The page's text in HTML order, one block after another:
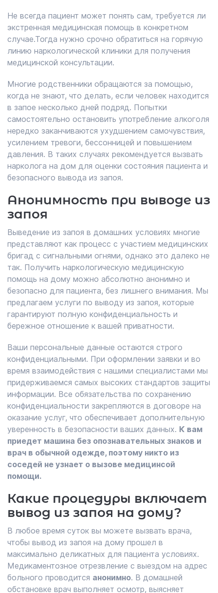
Не всегда пациент может понять сам, требуется ли
экстренная медицинская помощь в конкретном
случае.Тогда нужно срочно обратиться на горячую
линию наркологической клиники для получения
медицинской консультации.
Многие родственники обращаются за помощью,
когда не знают, что делать, если человек находится
в запое несколько дней подряд. Попытки
самостоятельно остановить употребление алкоголя
нередко заканчиваются ухудшением самочувствия,
усилением тревоги, бессонницей и повышением
давления. В таких случаях рекомендуется вызвать
нарколога на дом для оценки состояния пациента и
безопасного вывода из запоя.
Анонимность при выводе из
запоя
Выведение из запоя в домашних условиях многие
представляют как процесс с участием медицинских
бригад с сигнальными огнями, однако это далеко не
так. Получить наркологическую медицинскую
помощь на дому можно абсолютно анонимно и
безопасно для пациента, без лишнего внимания. Мы
предлагаем услуги по выводу из запоя, которые
гарантируют полную конфиденциальность и
бережное отношение к вашей приватности.
Ваши персональные данные остаются строго
конфиденциальными. При оформлении заявки и во
время взаимодействия с нашими специалистами мы
придерживаемся самых высоких стандартов защиты
информации. Все обязательства по сохранению
конфиденциальности закрепляются в договоре на
оказание услуг, что обеспечивает дополнительную
уверенность в безопасности ваших данных. К вам
приедет машина без опознавательных знаков и
врач в обычной одежде, поэтому никто из
соседей не узнает о вызове медицинсой
помощи.
Какие процедуры включает
вывод из запоя на дому?
В любое время суток вы можете вызвать врача,
чтобы вывод из запоя на дому прошел в
максимально деликатных для пациента условиях.
Медикаментозное отрезвление с выездом на адрес
больного проводится анонимно. В домашней
обстановке врач выполняет осмотр, выясняет